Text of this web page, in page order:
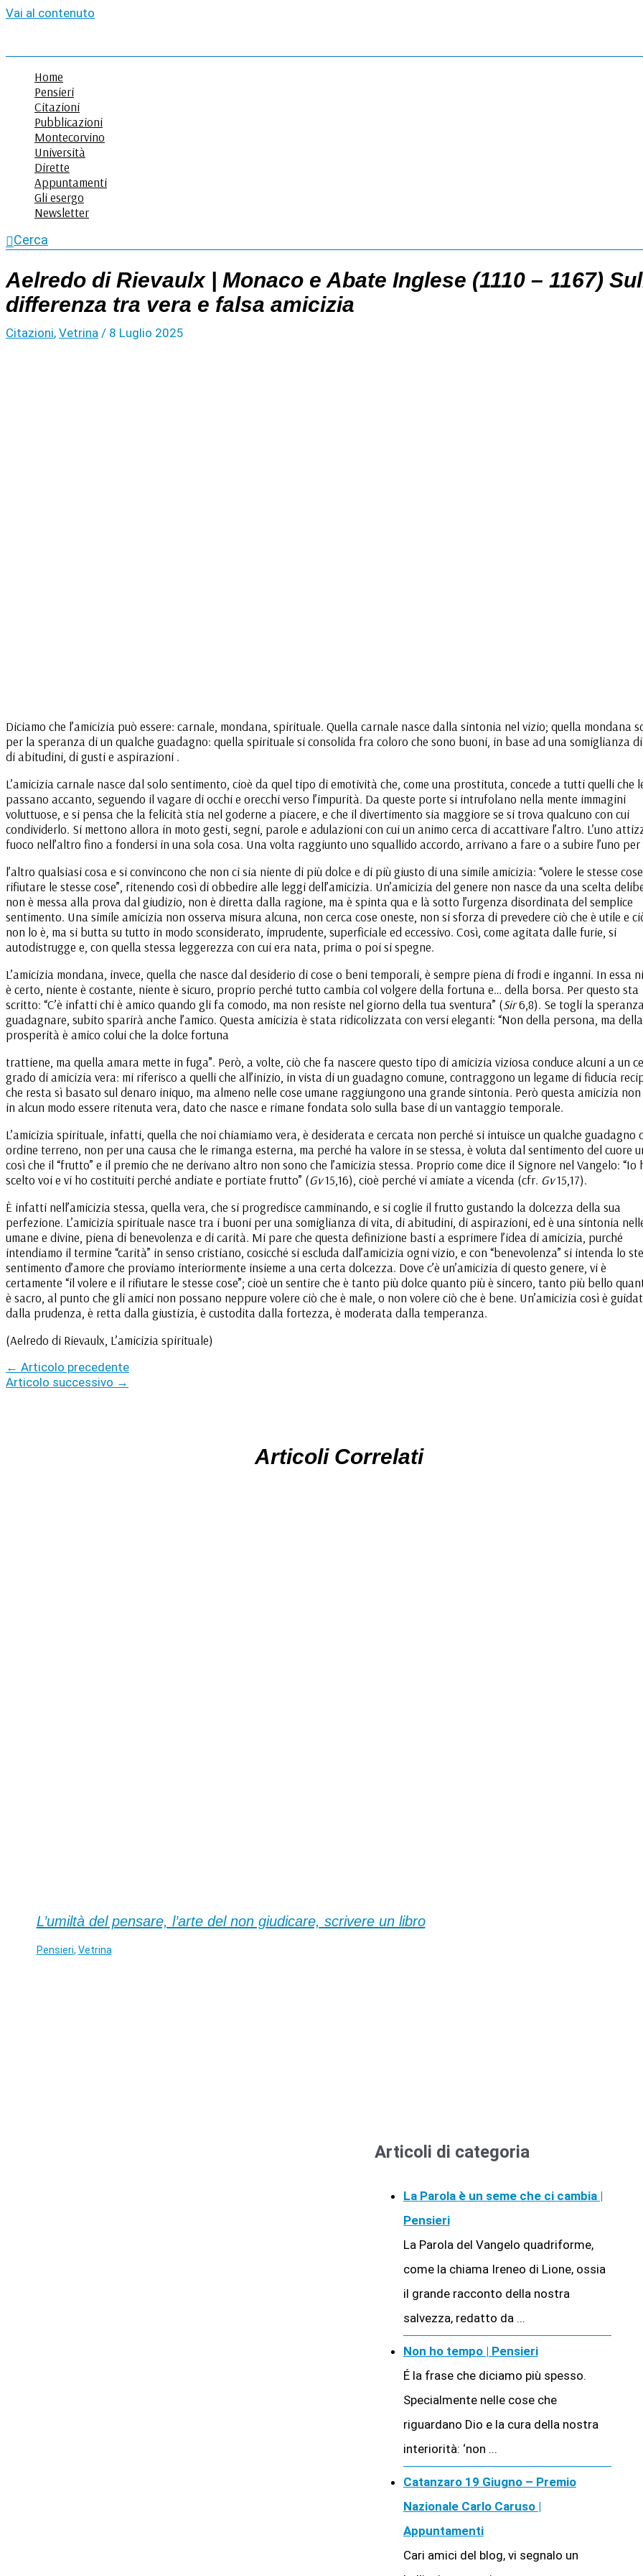
Vai al contenuto
Home
Pensieri
Citazioni
Pubblicazioni
Montecorvino
Università
Dirette
Appuntamenti
Gli esergo
Newsletter
Cerca
Aelredo di Rievaulx | Monaco e Abate Inglese (1110 – 1167)
differenza tra vera e falsa amicizia
Citazioni, Vetrina / 8 Luglio 2025
Diciamo che l’amicizia può essere: carnale, mondana, spirituale. Quella carnale nasce dalla sintonia nel vizio; quella mondana
per la speranza di un qualche guadagno: quella spirituale si consolida fra coloro che sono buoni, in base ad una somiglianza
di abitudini, di gusti e aspirazioni .
L’amicizia carnale nasce dal solo sentimento, cioè da quel tipo di emotività che, come una prostituta, concede a tutti quelli che
passano accanto, seguendo il vagare di occhi e orecchi verso l’impurità. Da queste porte si intrufolano nella mente immagini
voluttuose, e si pensa che la felicità stia nel goderne a piacere, e che il divertimento sia maggiore se si trova qualcuno con cui
condividerlo. Si mettono allora in moto gesti, segni, parole e adulazioni con cui un animo cerca di accattivare l’altro. L’uno
fuoco nell’altro fino a fondersi in una sola cosa. Una volta raggiunto uno squallido accordo, arrivano a fare o a subire l’uno per
l’altro qualsiasi cosa e si convincono che non ci sia niente di più dolce e di più giusto di una simile amicizia: “volere le stesse
rifiutare le stesse cose”, ritenendo così di obbedire alle leggi dell’amicizia. Un’amicizia del genere non nasce da una scelta
non è messa alla prova dal giudizio, non è diretta dalla ragione, ma è spinta qua e là sotto l’urgenza disordinata del semplice
sentimento. Una simile amicizia non osserva misura alcuna, non cerca cose oneste, non si sforza di prevedere ciò che è utile e
non lo è, ma si butta su tutto in modo sconsiderato, imprudente, superficiale ed eccessivo. Così, come agitata dalle furie, si
autodistrugge e, con quella stessa leggerezza con cui era nata, prima o poi si spegne.
L’amicizia mondana, invece, quella che nasce dal desiderio di cose o beni temporali, è sempre piena di frodi e inganni. In essa
è certo, niente è costante, niente è sicuro, proprio perché tutto cambia col volgere della fortuna e… della borsa. Per questo sta
scritto: “C’è infatti chi è amico quando gli fa comodo, ma non resiste nel giorno della tua sventura” (Sir6,8). Se togli la
guadagnare, subito sparirà anche l’amico. Questa amicizia è stata ridicolizzata con versi eleganti: “Non della persona, ma della
prosperità è amico colui che la dolce fortuna
trattiene, ma quella amara mette in fuga”. Però, a volte, ciò che fa nascere questo tipo di amicizia viziosa conduce alcuni a un
grado di amicizia vera: mi riferisco a quelli che all’inizio, in vista di un guadagno comune, contraggono un legame di fiducia
che resta sì basato sul denaro iniquo, ma almeno nelle cose umane raggiungono una grande sintonia. Però questa amicizia
in alcun modo essere ritenuta vera, dato che nasce e rimane fondata solo sulla base di un vantaggio temporale.
L’amicizia spirituale, infatti, quella che noi chiamiamo vera, è desiderata e cercata non perché si intuisce un qualche guadagno
ordine terreno, non per una causa che le rimanga esterna, ma perché ha valore in se stessa, è voluta dal sentimento del cuore
così che il “frutto” e il premio che ne derivano altro non sono che l’amicizia stessa. Proprio come dice il Signore nel Vangelo: “Io
scelto voi e vi ho costituiti perché andiate e portiate frutto” (Gv15,16), cioè perché vi amiate a vicenda (cfr. Gv15,17).
È infatti nell’amicizia stessa, quella vera, che si progredisce camminando, e si coglie il frutto gustando la dolcezza della sua
perfezione. L’amicizia spirituale nasce tra i buoni per una somiglianza di vita, di abitudini, di aspirazioni, ed è una sintonia
umane e divine, piena di benevolenza e di carità. Mi pare che questa definizione basti a esprimere l’idea di amicizia, purché
intendiamo il termine “carità” in senso cristiano, cosicché si escluda dall’amicizia ogni vizio, e con “benevolenza” si intenda lo
sentimento d’amore che proviamo interiormente insieme a una certa dolcezza. Dove c’è un’amicizia di questo genere, vi è
certamente “il volere e il rifiutare le stesse cose”; cioè un sentire che è tanto più dolce quanto più è sincero, tanto più bello
è sacro, al punto che gli amici non possano neppure volere ciò che è male, o non volere ciò che è bene. Un’amicizia così è
dalla prudenza, è retta dalla giustizia, è custodita dalla fortezza, è moderata dalla temperanza.
(Aelredo di Rievaulx, L’amicizia spirituale)
← Articolo precedente
Articolo successivo →
Articoli Correlati
L’umiltà del pensare, l’arte del non giudicare, scrivere un libro
Pensieri, Vetrina
Articoli di categoria
La Parola è un seme che ci cambia |
Pensieri
La Parola del Vangelo quadriforme,
come la chiama Ireneo di Lione, ossia
il grande racconto della nostra
salvezza, redatto da ...
Non ho tempo | Pensieri
É la frase che diciamo più spesso.
Specialmente nelle cose che
riguardano Dio e la cura della nostra
interiorità: ‘non ...
Catanzaro 19 Giugno – Premio
Nazionale Carlo Caruso |
Appuntamenti
Cari amici del blog, vi segnalo un